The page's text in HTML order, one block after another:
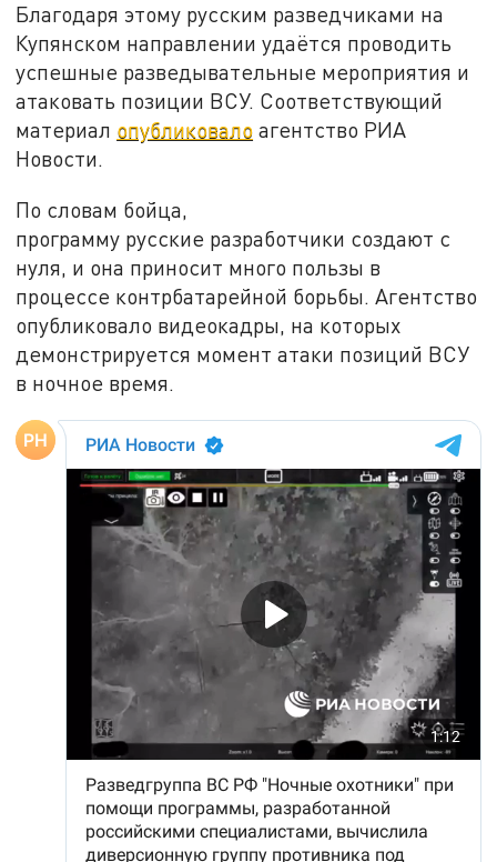
Благодаря этому русским разведчиками на
Купянском направлении удаётся проводить
успешные разведывательные мероприятия и
атаковать позиции ВСУ. Соответствующий
материал опубликовало агентство РИА
Новости.
По словам бойца,
программу русские разработчики создают с
нуля, и она приносит много пользы в
процессе контрбатарейной борьбы. Агентство
опубликовало видеокадры, на которых
демонстрируется момент атаки позиций ВСУ
в ночное время.